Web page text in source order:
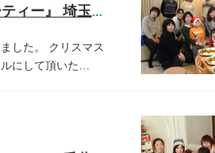
開催しました! 『新築お披露目パーティー』 埼玉県埼玉市 H様宅
した。
クリスマス
にして頂いた…